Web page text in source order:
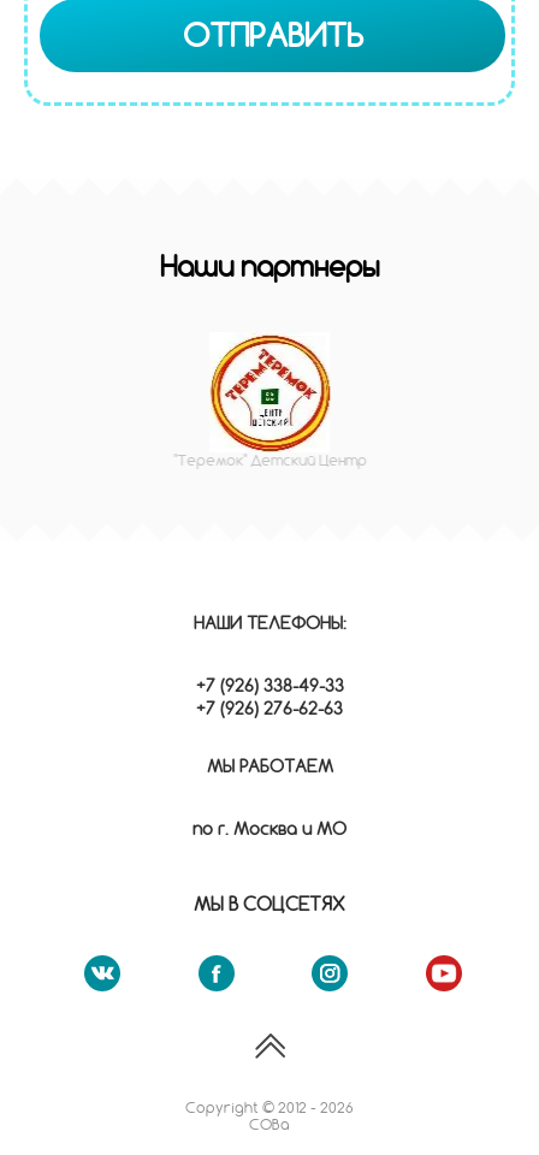
ОТПРАВИТЬ
Наши партнеры
"Теремок" Детский Центр
НАШИ ТЕЛЕФОНЫ:
+7 (926) 338-49-33
+7 (926) 276-62-63
МЫ В СОЦСЕТЯХ
МЫ РАБОТАЕМ
по г. Москва и МО
Copyright © 2012 - 2026
СОВа